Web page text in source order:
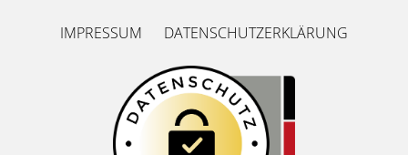
IMPRESSUM DATENSCHUTZERKLÄRUNG